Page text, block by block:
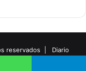
reservados |
Diario